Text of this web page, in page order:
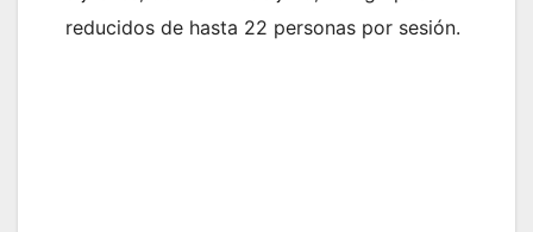
reducidos de hasta 22 personas por sesión.